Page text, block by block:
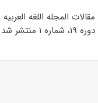
مقالات المجله اللغه العربیه
دوره ۱۹، شماره ۱ منتشر شد